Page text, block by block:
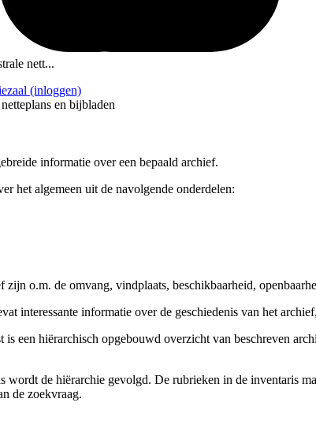
nett...
(inloggen)
en bijbladen
informatie over een bepaald archief.
het algemeen uit de navolgende onderdelen:
zijn o.m. de omvang, vindplaats, beschikbaarheid,
interessante informatie over de geschiedenis van het
is een hiërarchisch opgebouwd overzicht van beschreven
wordt de hiërarchie gevolgd. De rubrieken in de inventaris
de zoekvraag.